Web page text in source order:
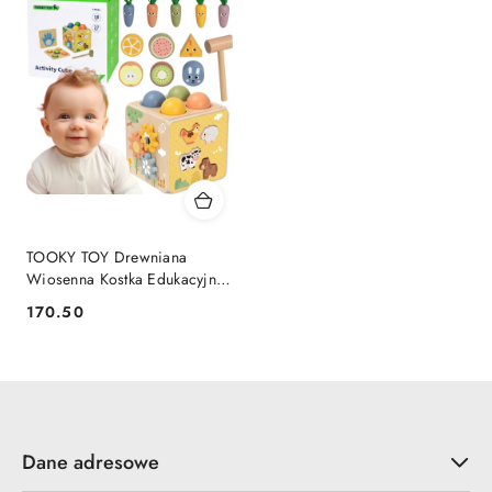
TOOKY TOY Drewniana
Wiosenna Kostka Edukacyjna
5w1
Cena:
170.50
Dane adresowe